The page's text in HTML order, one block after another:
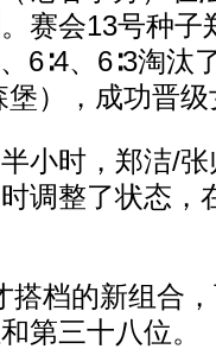
赛会13号种子
6∶4、6∶3淘汰
堡），成功晋
时，郑洁/张
调整了状态，
档的新组合，
第三十八位。